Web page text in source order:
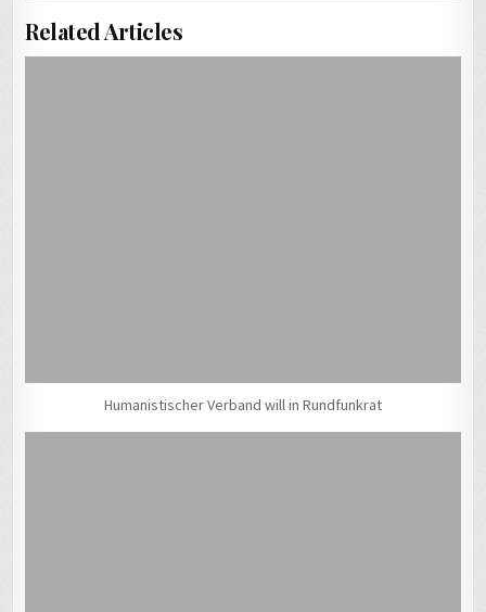
Related Articles
Humanistischer Verband will in Rundfunkrat